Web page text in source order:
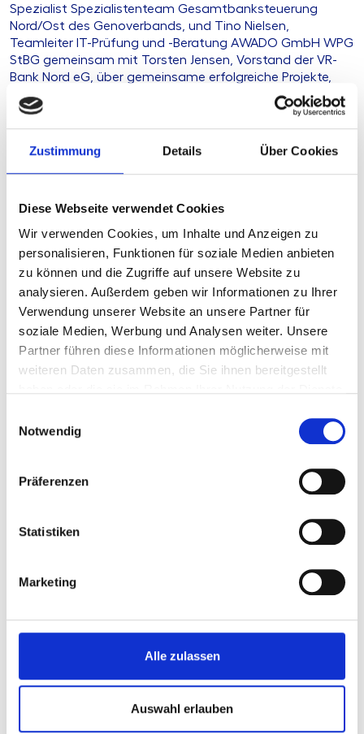
Zustimmung Details Über Cookies
Diese Webseite verwendet Cookies
Wir verwenden Cookies, um Inhalte und Anzeigen zu
personalisieren, Funktionen für soziale Medien anbieten
zu können und die Zugriffe auf unsere Website zu
analysieren. Außerdem geben wir Informationen zu Ihrer
Verwendung unserer Website an unsere Partner für
soziale Medien, Werbung und Analysen weiter. Unsere
Partner führen diese Informationen möglicherweise mit
weiteren Daten zusammen, die Sie ihnen bereitgestellt
Notwendig
Präferenzen
Statistiken
Marketing
Alle zulassen
Auswahl erlauben
Spezialist Spezialistenteam Gesamtbanksteuerung
Nord/Ost des Genoverbands, und Tino Nielsen,
Teamleiter IT-Prüfung und -Beratung AWADO GmbH WPG
StBG gemeinsam mit Torsten Jensen, Vorstand der VR-
Bank Nord eG, über gemeinsame erfolgreiche Projekte,
wie z. B. die Vorbereitung und Unterstützung bei einer
Sonderprüfung nach § 44 Abs. 2 KWG im Sommer 2024.
Was zunächst als Simulation geplant war, wurde
plötzlich Realität.
Wie AWADO und Genoverband gemeinsam auf die
reagierten, erfahren Sie im Video.
Sie möchten mehr erfahren?
Jede gute Zusammenarbeit beginnt mit einem guten
Gespräch. Nehmen Sie einfach Kontakt zu uns auf – wir
nehmen uns gerne Zeit für Ihr Anliegen.
Oder suchen Sie einen Austausch zu einem anderen
Thema? Dann hinterlassen Sie uns doch direkt eine
Nachricht. Wir melden uns umgehend bei Ihnen.